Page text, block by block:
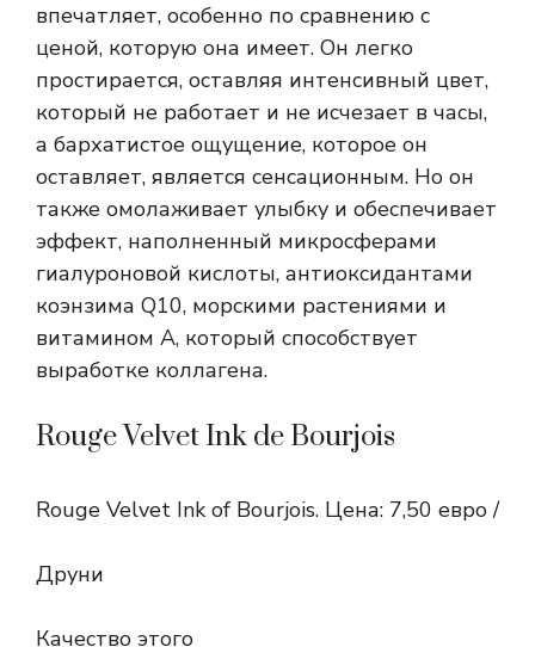
впечатляет, особенно по сравнению с
ценой, которую она имеет. Он легко
простирается, оставляя интенсивный цвет,
который не работает и не исчезает в часы,
а бархатистое ощущение, которое он
оставляет, является сенсационным. Но он
также омолаживает улыбку и обеспечивает
эффект, наполненный микросферами
гиалуроновой кислоты, антиоксидантами
коэнзима Q10, морскими растениями и
витамином А, который способствует
выработке коллагена.
Rouge Velvet Ink de Bourjois
Rouge Velvet Ink of Bourjois. Цена: 7,50 евро /
Друни
Качество этого